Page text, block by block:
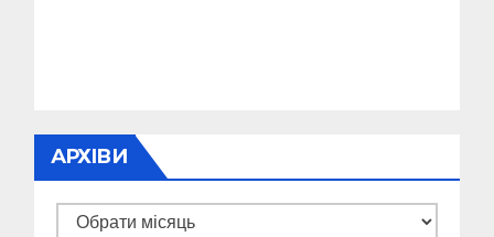
АРХІВИ
Архіви